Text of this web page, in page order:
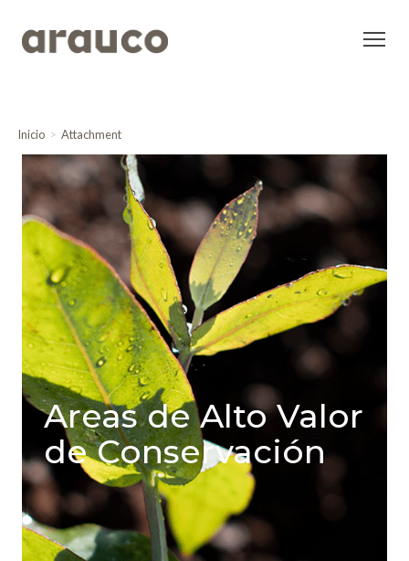
Inicio Attachment
Areas de Alto Valor
de Conservación